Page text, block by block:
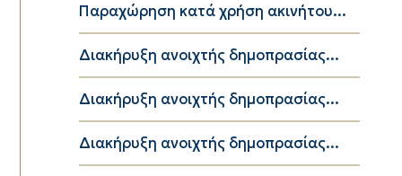
Παραχώρηση κατά χρήση ακινήτου...
Διακήρυξη ανοιχτής δημοπρασίας...
Διακήρυξη ανοιχτής δημοπρασίας...
Διακήρυξη ανοιχτής δημοπρασίας...